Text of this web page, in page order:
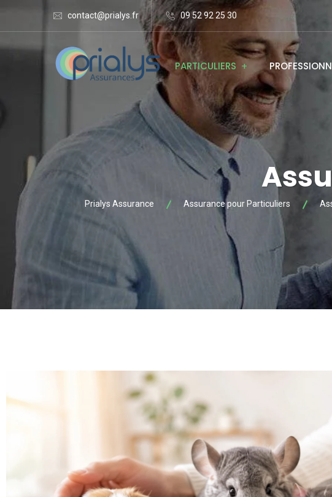
contact@prialys.fr 09 52 92 25 30
PARTICULIERS
Prialys Assurance Assurance pour Particuliers